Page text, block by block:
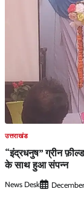
उत्तराखंड
“इंद्रधनुष” ग्रीन
के साथ हुआ संपन्न
News Desk